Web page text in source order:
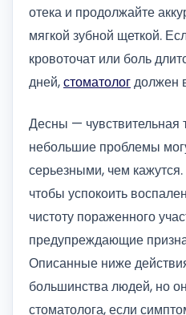
отека и продолжайте
мягкой зубной щеткой.
кровоточат или боль
дней,стоматологдолжен
Десны — чувствительная
небольшие проблемы
серьезными, чем
чтобы успокоить
чистоту пораженного
предупреждающие
Описанные ниже
большинства людей, но
стоматолога, если